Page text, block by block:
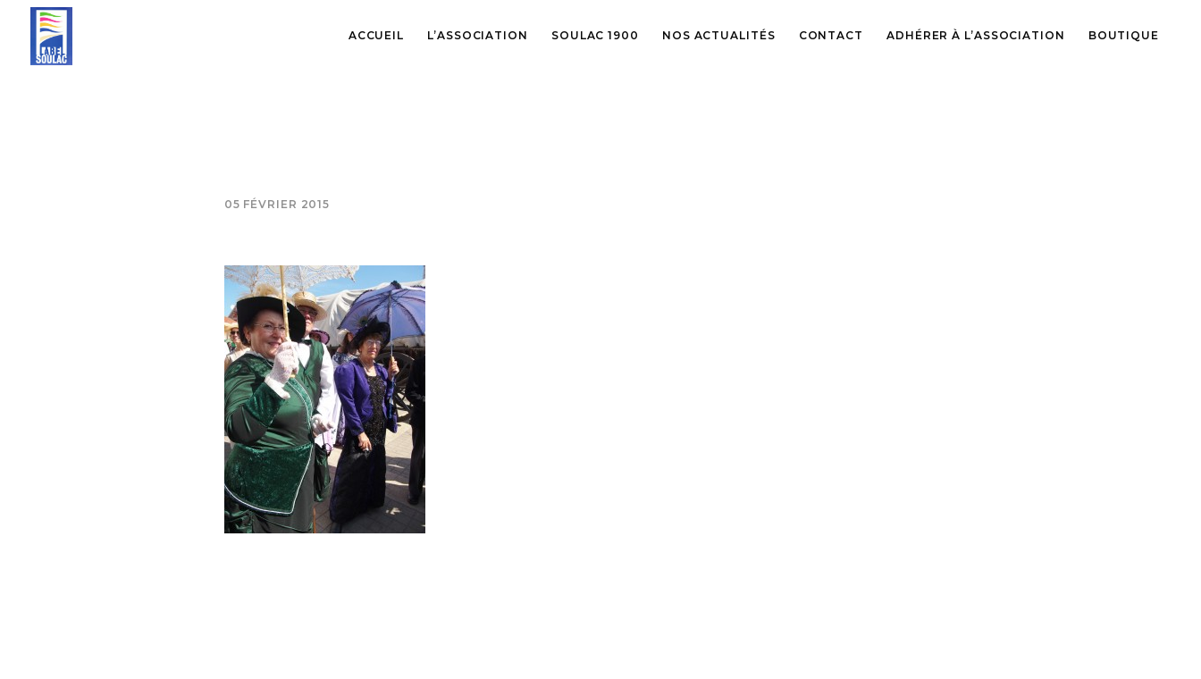
ACCUEIL L’ASSOCIATION SOULAC 1900 NOS ACTUALITÉS CONTACT ADHÉRER À L’ASSOCIATION BOUTIQUE
05 FÉVRIER 2015